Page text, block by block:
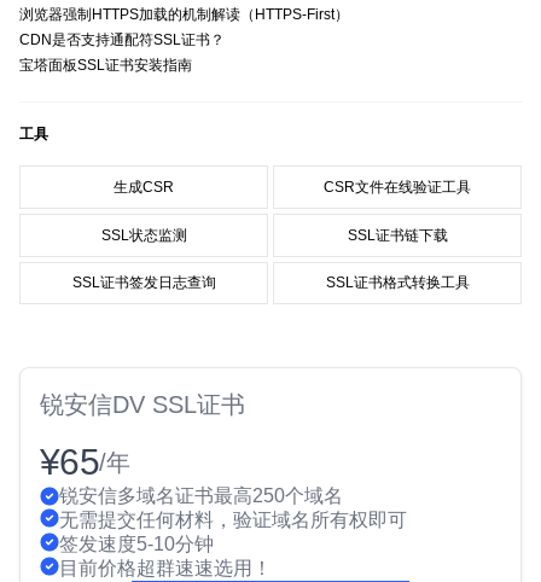
浏览器强制HTTPS加载的机制解读（HTTPS-First）
CDN是否支持通配符SSL证书？
宝塔面板SSL证书安装指南
工具
生成CSR CSR文件在线验证工具
SSL状态监测 SSL证书链下载
SSL证书签发日志查询 SSL证书格式转换工具
锐安信DV SSL证书
¥65/年
锐安信多域名证书最高250个域名
无需提交任何材料，验证域名所有权即可
签发速度5-10分钟
目前价格超群速速选用！